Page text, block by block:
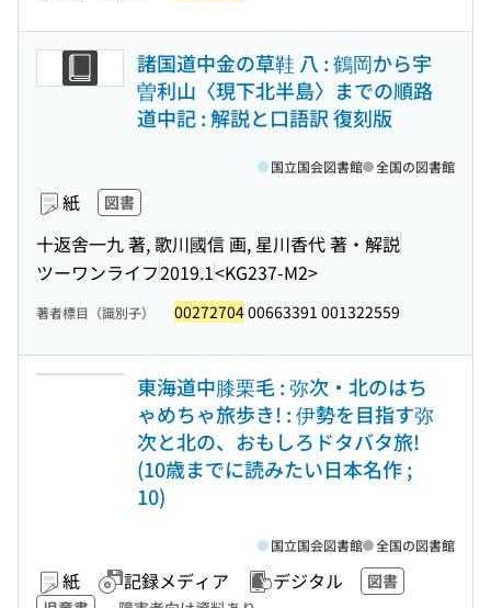
諸国道中金の草鞋 八 : 鶴岡から宇
曽利山〈現下北半島〉までの順路
道中記 : 解説と口語訳 復刻版
紙 図書
十返舎一九 著, 歌川國信 画, 星川香代 著・解説
ツーワンライフ2019.1<KG237-M2>
国立国会図書館 全国の図書館
著者標目（識別子） 0027270400663391 001322559
東海道中膝栗毛 : 弥次・北のはち
ゃめちゃ旅歩き! : 伊勢を目指す弥
次と北の、おもしろドタバタ旅!
(10歳までに読みたい日本名作 ;
10)
紙 記録メディア デジタル
図書
国立国会図書館 全国の図書館